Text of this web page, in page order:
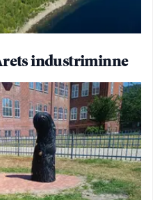
industriminne